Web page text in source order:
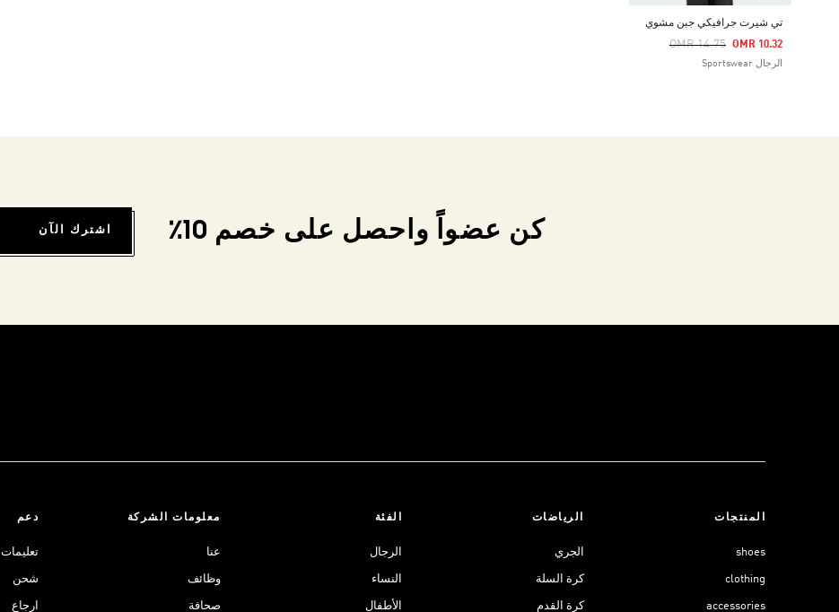
تي شيرت جرافيكي جبن مشوي
Price Reduced From
OMR 14.75
To OMR 10.32
الرجال Sportswear
كن عضواً واحصل على خصم 10٪ اشترك الآن
المنتجات
shoes
clothing
accessories
الرياضات
الجري
كرة السلة
كرة القدم
الفئة
الرجال
النساء
الأطفال
معلومات الشركة
عنا
وظائف
صحافة
دعم
تعليمات
شحن
ارجاع